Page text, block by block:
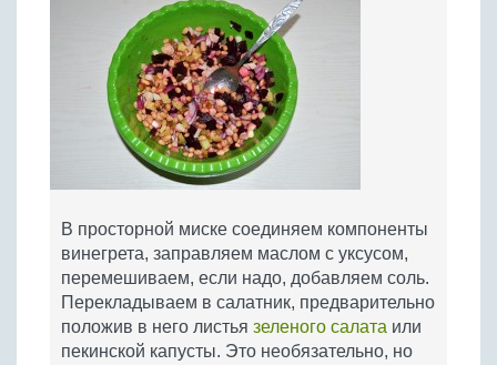
В просторной миске соединяем компоненты
винегрета, заправляем маслом с уксусом,
перемешиваем, если надо, добавляем соль.
Перекладываем в салатник, предварительно
положив в него листья зеленого салата или
пекинской капусты. Это необязательно, но